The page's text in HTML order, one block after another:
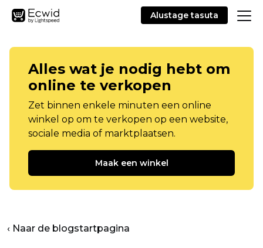
Alustage tasuta
Alles wat je nodig hebt om
online te verkopen
Zet binnen enkele minuten een online
winkel op om te verkopen op een website,
sociale media of marktplaatsen.
Maak een winkel
‹ Naar de blogstartpagina